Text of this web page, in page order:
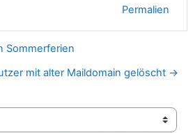
Permalien
Sommerferien
mit alter Maildomain gelöscht →